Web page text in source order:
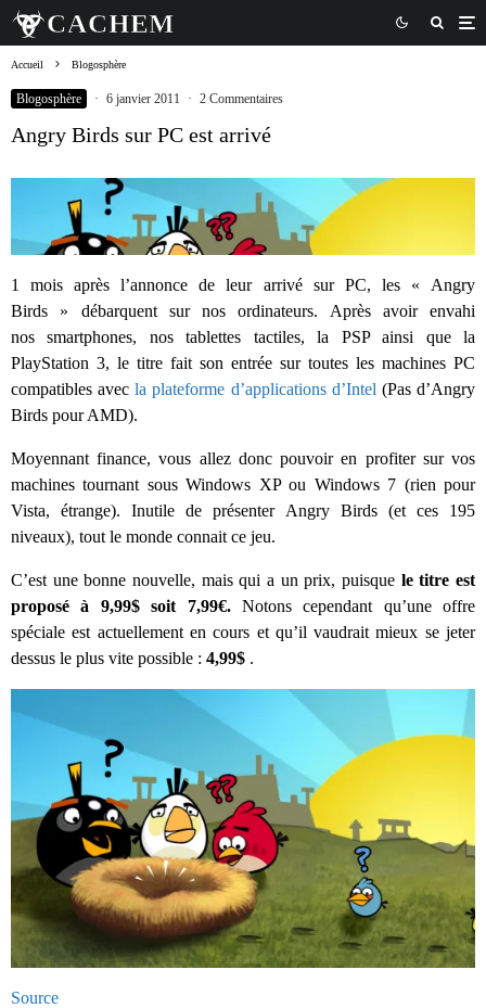
Accueil Blogosphère
Blogosphère · 6 janvier 2011 · 2 Commentaires
Angry Birds sur PC est arrivé
1 mois après l’annonce de leur arrivé sur PC, les « Angry
Birds » débarquent sur nos ordinateurs. Après avoir envahi
nos smartphones, nos tablettes tactiles, la PSP ainsi que la
PlayStation 3, le titre fait son entrée sur toutes les machines PC
compatibles avecla plateforme d’applications d’Intel (Pas d’Angry
Birds pour AMD).
Moyennant finance, vous allez donc pouvoir en profiter sur vos
machines tournant sous Windows XP ou Windows 7 (rien pour
Vista, étrange). Inutile de présenter Angry Birds (et ces 195
niveaux), tout le monde connait ce jeu.
C’est une bonne nouvelle, mais qui a un prix, puisque le titre est
proposé à 9,99$ soit 7,99€. Notons cependant qu’une offre
spéciale est actuellement en cours et qu’il vaudrait mieux se jeter
dessus le plus vite possible : 4,99$ .
Source